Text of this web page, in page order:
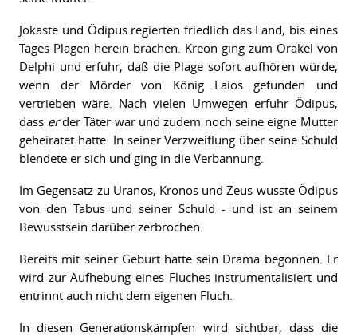
Jokaste und Ödipus regierten friedlich das Land, bis eines
Tages Plagen herein brachen. Kreon ging zum Orakel von
Delphi und erfuhr, daß die Plage sofort aufhören würde,
wenn der Mörder von König Laios gefunden und
vertrieben wäre. Nach vielen Umwegen erfuhr Ödipus,
dass erder Täter war und zudem noch seine eigne Mutter
geheiratet hatte. In seiner Verzweiflung über seine Schuld
blendete er sich und ging in die Verbannung.
Im Gegensatz zu Uranos, Kronos und Zeus wusste Ödipus
von den Tabus und seiner Schuld - und ist an seinem
Bewusstsein darüber zerbrochen.
Bereits mit seiner Geburt hatte sein Drama begonnen. Er
wird zur Aufhebung eines Fluches instrumentalisiert und
entrinnt auch nicht dem eigenen Fluch.
In diesen Generationskämpfen wird sichtbar, dass die